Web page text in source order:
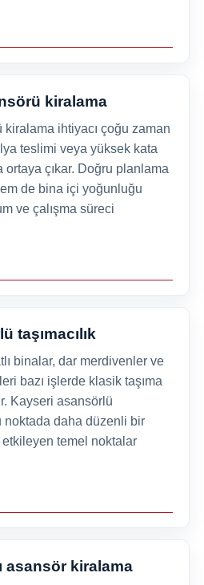
kiralama
ihtiyacı çoğu zaman
teslimi veya yüksek kata
ortaya çıkar. Doğru planlama
de bina içi yoğunluğu
ve çalışma süreci
taşımacılık
binalar, dar merdivenler ve
bazı işlerde klasik taşıma
Kayseri asansörlü
noktada daha düzenli bir
etkileyen temel noktalar
asansör kiralama